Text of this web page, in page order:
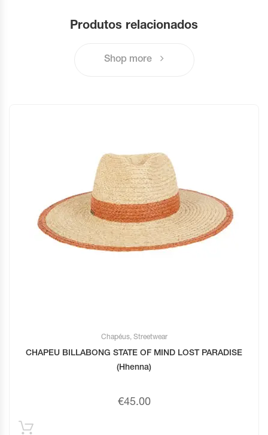
Produtos relacionados
Shop more
Chapéus, Streetwear
CHAPEU BILLABONG STATE OF MIND LOST PARADISE
(Hhenna)
€45.00